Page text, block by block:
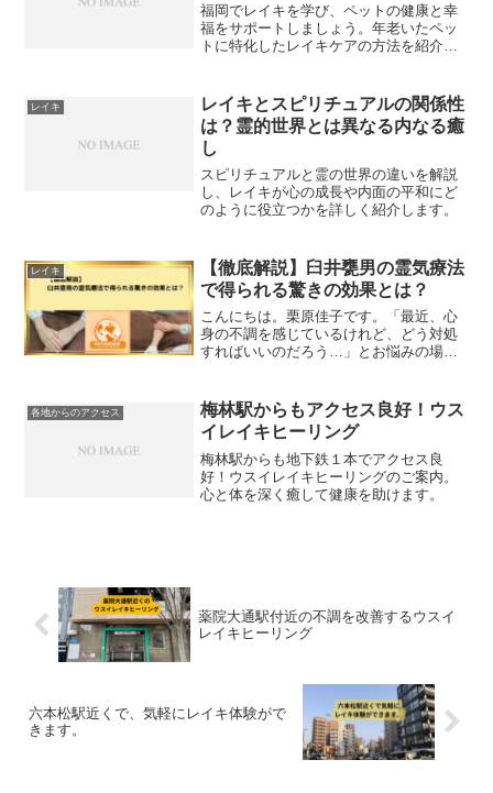
福岡でレイキを学び、ペットの健康と幸
福をサポートしましょう。年老いたペッ
トに特化したレイキケアの方法を紹介し
レイキ
レイキとスピリチュアルの関係性
は？霊的世界とは異なる内なる癒
し
スピリチュアルと霊の世界の違いを解説
し、レイキが心の成長や内面の平和にど
のように役立つかを詳しく紹介します。
レイキ
【徹底解説】臼井甕男の霊気療法
で得られる驚きの効果とは？
こんにちは。栗原佳子です。「最近、心
身の不調を感じているけれど、どう対処
すればいいのだろう…」とお悩みの場合
はないかな…」と考えている方もいらっ
しゃるかもしれません。そ...
各地からのアクセス
梅林駅からもアクセス良好！ウス
イレイキヒーリング
梅林駅からも地下鉄１本でアクセス良
好！ウスイレイキヒーリングのご案内。
心と体を深く癒して健康を助けます。
薬院大通駅付近の不調を改善するウスイ
レイキヒーリング
六本松駅近くで、気軽にレイキ体験がで
きます。